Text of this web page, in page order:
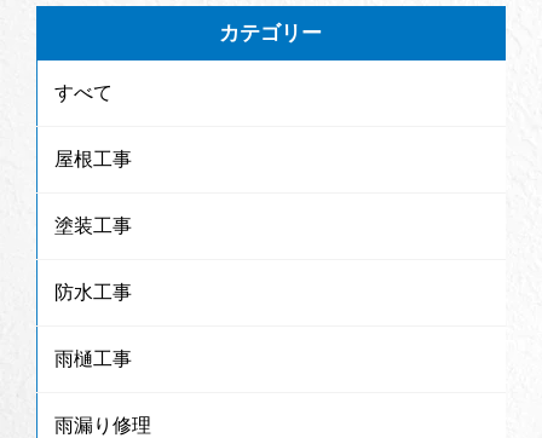
カテゴリー
すべて
屋根工事
塗装工事
防水工事
雨樋工事
雨漏り修理